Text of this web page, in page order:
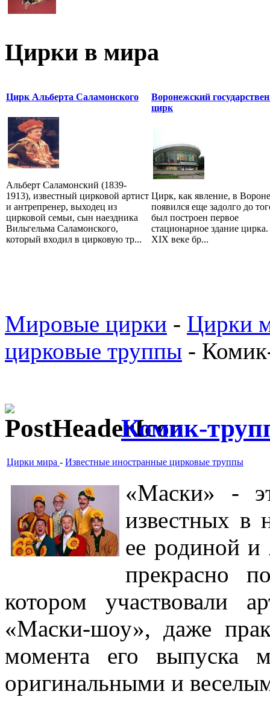
Цирки в мира
Цирк Альберта Саламонского
Альберт Саламонский (1839-
1913), известный цирковой артист
и антрепренер, выходец из
цирковой семьи, сын наездника
Вильгельма Саламонского,
который входил в цирковую тр...
Воронежский
цирк
Цирк, как явление, в
появился еще задолго до
был построен первое
стационарное здание
XIX веке бр...
Мировые цирки - Цирки
цирковые труппы -
Комик-
Цирки мира - Известные иностранные цирковые труппы
«Маски» -
известных в
ее родиной и
прекрасно
котором участвовали
«Маски-шоу», даже
момента его выпуска
оригинальными и